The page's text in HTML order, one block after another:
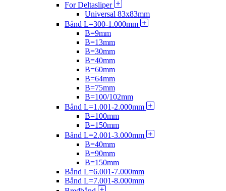
For Deltasliper
Universal 83x83mm
Bånd L=300-1.000mm
B=9mm
B=13mm
B=30mm
B=40mm
B=60mm
B=64mm
B=75mm
B=100/102mm
Bånd L=1.001-2.000mm
B=100mm
B=150mm
Bånd L=2.001-3.000mm
B=40mm
B=90mm
B=150mm
Bånd L=6.001-7.000mm
Bånd L=7.001-8.000mm